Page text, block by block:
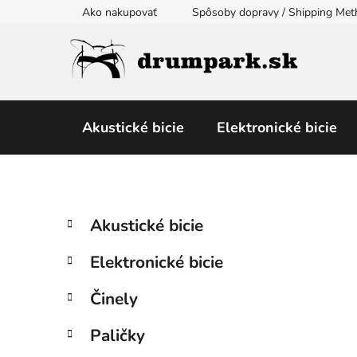
Ako nakupovať Spôsoby dopravy / Shipping
Akustické bicie Elektronické bicie
B
č
ý
a
Preskočiť
kategórie
K
a
e
ó
i
Akustické bicie
Elektronické bicie
Činely
Paličky